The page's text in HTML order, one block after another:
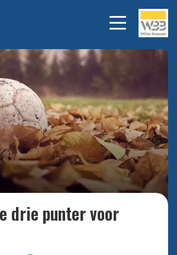
Bekijk alle foto's
drie punter voor